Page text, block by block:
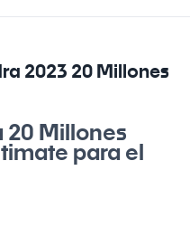
2023 20 Millones
20 Millones
para el
acompañe en cada